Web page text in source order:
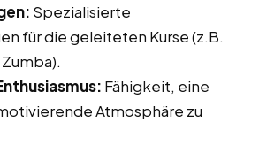
Spezialisierte
für die geleiteten Kurse (z.B.
Fähigkeit, eine
Atmosphäre zu